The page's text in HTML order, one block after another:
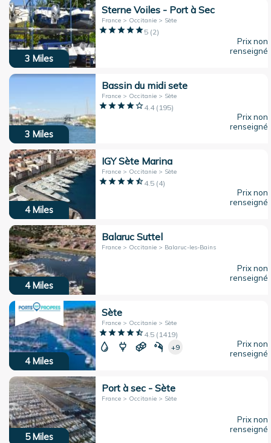
3 Miles
Sterne Voiles - Port à Sec
France > Occitanie > Sète
5(2)
Prix non
renseigné
3 Miles
Bassin du midi sete
France > Occitanie > Sète
4.4( 195)
Prix non
renseigné
4 Miles
IGY Sète Marina
France > Occitanie > Sète
4.5(4)
Prix non
renseigné
4 Miles
Balaruc Suttel
France > Occitanie > Balaruc-les-Bains
Prix non
renseigné
4 Miles
Sète
France > Occitanie > Sète
4.5( 1419)
+9
Prix non
renseigné
5 Miles
Port à sec - Sète
France > Occitanie > Sète
Prix non
renseigné